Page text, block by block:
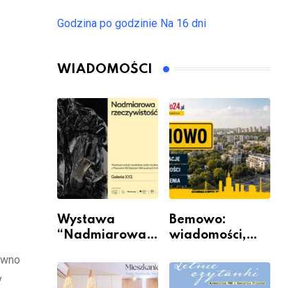
Godzina po godzinie Na 16 dni
WIADOMOŚCI
Wystawa
“Nadmiarowa
w Galerii XX1
Bemowo:
wiadomości,
wydarzenia z
dzielnicy